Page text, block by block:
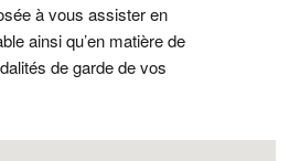
à vous assister en
ainsi qu’en matière de
de garde de vos